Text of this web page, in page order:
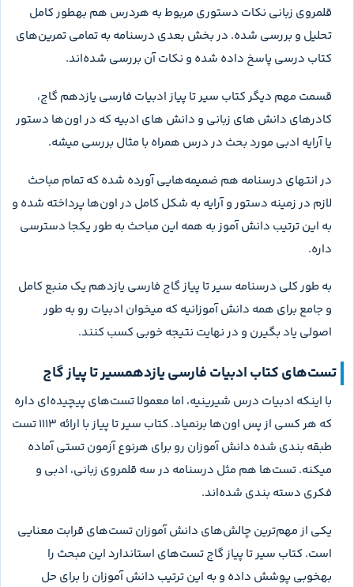
قلمروی زبانی نکات دستوری مربوط به هردرس هم بهطور کامل
تحلیل و بررسی شده. در بخش بعدی درسنامه به تمامی تمرین‌های
کتاب درسی پاسخ داده شده و نکات آن بررسی شده‌اند.
قسمت مهم دیگر کتاب سیر تا پیاز ادبیات فارسی یازدهم گاج،
کادرهای دانش های زبانی و دانش های ادبیه که در اون‌ها دستور
یا آرایه ادبی مورد بحث در درس همراه با مثال بررسی می‍شه.
در انتهای درسنامه هم ضمیمه‌هایی آورده شده که تمام مباحث
لازم در زمینه دستور و آرایه به شکل کامل در اون‌ها پرداخته شده و
به این ترتیب دانش آموز به همه این مباحث به طور یکجا دسترسی
داره.
به طور کلی درسنامه سیر تا پیاز گاج فارسی یازدهم یک منبع کامل
و جامع برای همه دانش آموزانیه که میخوان ادبیات رو به طور
اصولی یاد بگیرن و در نهایت نتیجه خوبی کسب کنند.
تست‌های کتاب ادبیات فارسی یازدهمسیر تا پیاز گاج
با اینکه ادبیات درس شیرینیه، اما معمولا تست‌های پیچیده‌ای داره
که هر کسی از پس اون‌ها برنمیاد. کتاب سیر تا پیاز با ارائه 1113 تست
طبقه بندی شده دانش آموزان رو برای هرنوع آزمون تستی آماده
میکنه. تست‌ها هم مثل درسنامه در سه قلمروی زبانی، ادبی و
فکری دسته بندی شده‌اند.
یکی از مهم‌ترین چالش‌های دانش‌ آموزان تست‌های قرابت معنایی
است. کتاب سیر تا پیاز گاج تست‌های استاندارد این مبحث را
بهخوبی پوشش داده و به این ترتیب دانش آموزان را برای حل